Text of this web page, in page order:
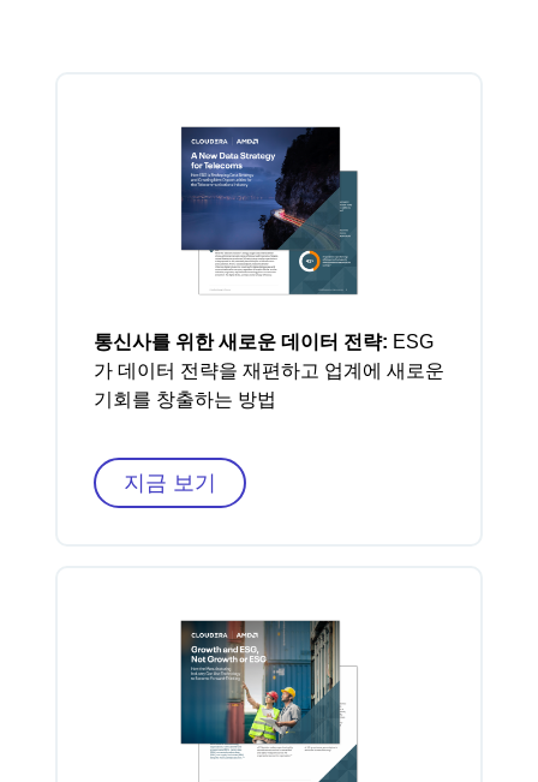
통신사를 위한 새로운 데이터 전략: ESG
가 데이터 전략을 재편하고 업계에 새로운
기회를 창출하는 방법
지금 보기